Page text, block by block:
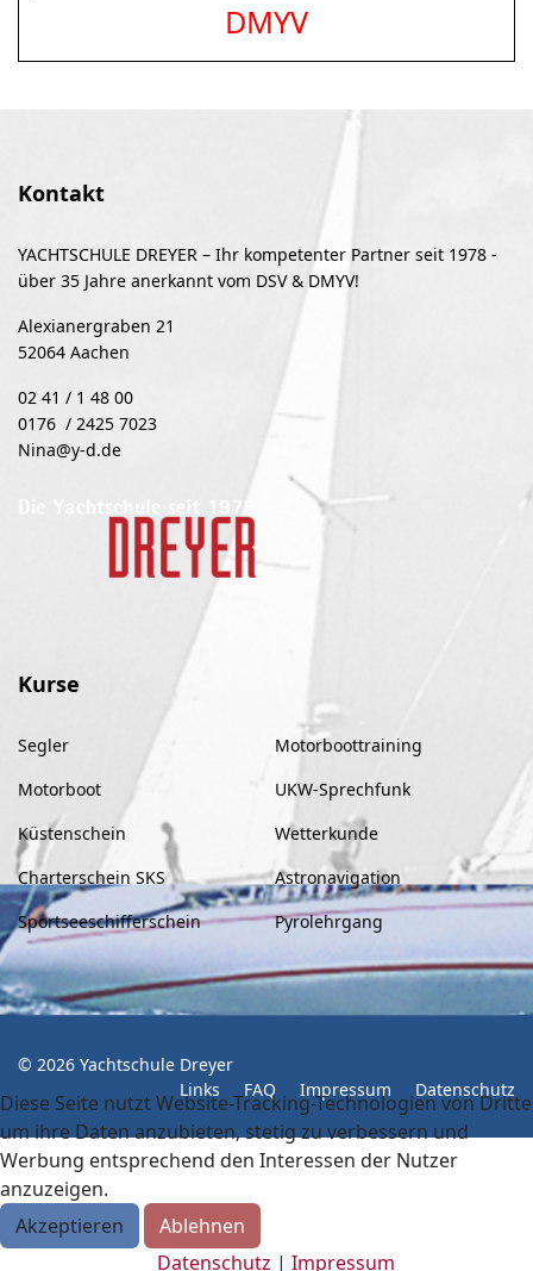
DMYV
Kontakt
YACHTSCHULE DREYER – Ihr kompetenter Partner seit 1978 -
über 35 Jahre anerkannt vom DSV & DMYV!
Alexianergraben 21
52064 Aachen
02 41 / 1 48 00
0176 / 2425 7023
Nina@y-d.de
Kurse
Segler
Motorboot
Küstenschein
Charterschein SKS
Sportseeschifferschein
Motorboottraining
UKW-Sprechfunk
Wetterkunde
Astronavigation
Pyrolehrgang
© 2026 Yachtschule Dreyer
Links
FAQ Impressum Datenschutz
Diese Seite nutzt Website-Tracking-Technologien von
um ihre Daten anzubieten, stetig zu verbessern und
Werbung entsprechend den Interessen der Nutzer
anzuzeigen.
Akzeptieren
Ablehnen
Datenschutz | Impressum